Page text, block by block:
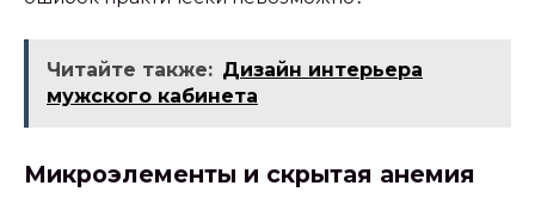
Читайте также: Дизайн интерьера
мужского кабинета
Микроэлементы и скрытая анемия